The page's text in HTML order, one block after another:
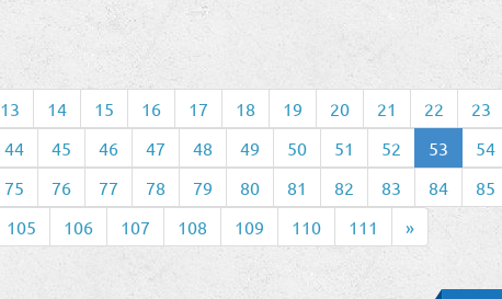
13 14 15 16 17 18 19 20 21 22 23
44 45 46 47 48 49 50 51 52 53 54
75 76 77 78 79 80 81 82 83 84 85
105 106 107 108 109 110 111 »